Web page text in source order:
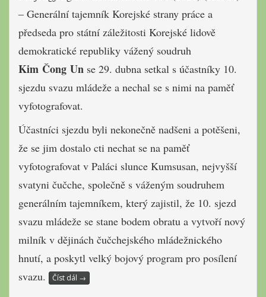
– Generální tajemník Korejské strany práce a
předseda pro státní záležitosti Korejské lidově
demokratické republiky vážený soudruh
Kim Čong Un se 29. dubna setkal s účastníky 10.
sjezdu svazu mládeže a nechal se s nimi na paměť
vyfotografovat.
Účastníci sjezdu byli nekonečně nadšeni a potěšeni,
že se jim dostalo cti nechat se na paměť
vyfotografovat v Paláci slunce Kumsusan, nejvyšší
svatyni čučche, společně s váženým soudruhem
generálním tajemníkem, který zajistil, že 10. sjezd
svazu mládeže se stane bodem obratu a vytvoří nový
milník v dějinách čučchejského mládežnického
hnutí, a poskytl velký bojový program pro posílení
svazu.
Číst dál →